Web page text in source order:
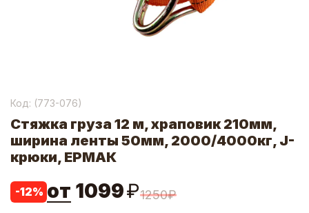
Код: (773-076)
Стяжка груза 12 м, храповик 210мм,
ширина ленты 50мм, 2000/4000кг, J-
крюки, ЕРМАК
-12% от 1099₽1250₽